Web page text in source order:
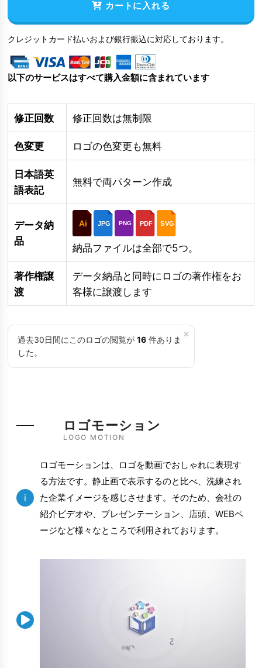
カートに入れる
クレジットカード払いおよび銀行振込に対応しております。
以下のサービスはすべて購入金額に含まれています
修正回数 修正回数は無制限
色変更 ロゴの色変更も無料
日本語英
語表記
無料で両パターン作成
データ納
品
Ai JPG PNG PDF SVG
納品ファイルは全部で5つ。
著作権譲
渡
データ納品と同時にロゴの著作権をお
客様に譲渡します
×
過去30日間にこのロゴの閲覧が 16 件ありま
した。
LOGO MOTION
ロゴモーション
i
ロゴモーションは、ロゴを動画でおしゃれに表現す
る方法です。静止画で表示するのと比べ、洗練され
た企業イメージを感じさせます。そのため、会社の
紹介ビデオや、プレゼンテーション、店頭、WEBペ
ージなど様々なところで利用されております。
